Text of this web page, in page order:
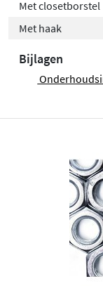
Met closetborstel
Met haak
Bijlagen